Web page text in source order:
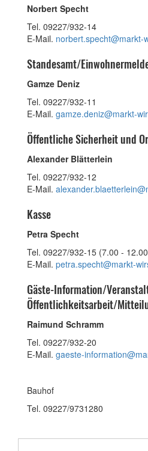
Norbert Specht
Tel. 09227/932-14
E-Mail. norbert.specht@markt-
Standesamt/
Gamze Deniz
Tel. 09227/932-11
E-Mail. gamze.deniz@markt-
Öffentliche Sicherheit und
Alexander Blätterlein
Tel. 09227/932-12
E-Mail.
Kasse
Petra Specht
Tel. 09227/932-15 (7.00 -
E-Mail. petra.specht@markt-
Gäste-Information/
Öffentlichkeitsarbeit/
Raimund Schramm
Tel. 09227/932-20
E-Mail. gaeste-
Bauhof
Tel. 09227/9731280